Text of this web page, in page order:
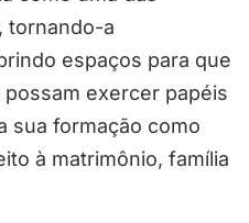
tornando-a
espaços para que
exercer papéis
sua formação como
à matrimônio, família